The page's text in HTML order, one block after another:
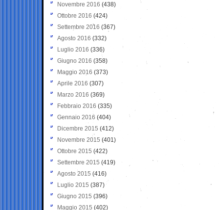
Novembre 2016 (438)
Ottobre 2016 (424)
Settembre 2016 (367)
Agosto 2016 (332)
Luglio 2016 (336)
Giugno 2016 (358)
Maggio 2016 (373)
Aprile 2016 (307)
Marzo 2016 (369)
Febbraio 2016 (335)
Gennaio 2016 (404)
Dicembre 2015 (412)
Novembre 2015 (401)
Ottobre 2015 (422)
Settembre 2015 (419)
Agosto 2015 (416)
Luglio 2015 (387)
Giugno 2015 (396)
Maggio 2015 (402)